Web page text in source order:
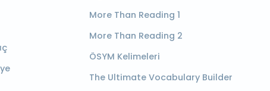
More Than Reading 1
More Than Reading 2
ÖSYM Kelimeleri
The Ultimate Vocabulary Builder